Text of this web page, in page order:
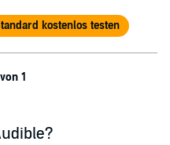
kostenlos testen
1